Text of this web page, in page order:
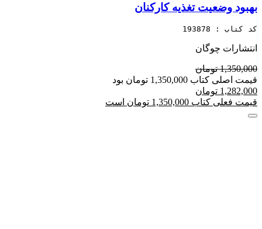
بهبود وضعیت تغذیه کارکنان
کد کتاب : 193878
انتشارات چوگان
1,350,000 تومان
قیمت اصلی کتاب 1,350,000 تومان بود
1,282,000 تومان
قیمت فعلی کتاب 1,350,000 تومان است